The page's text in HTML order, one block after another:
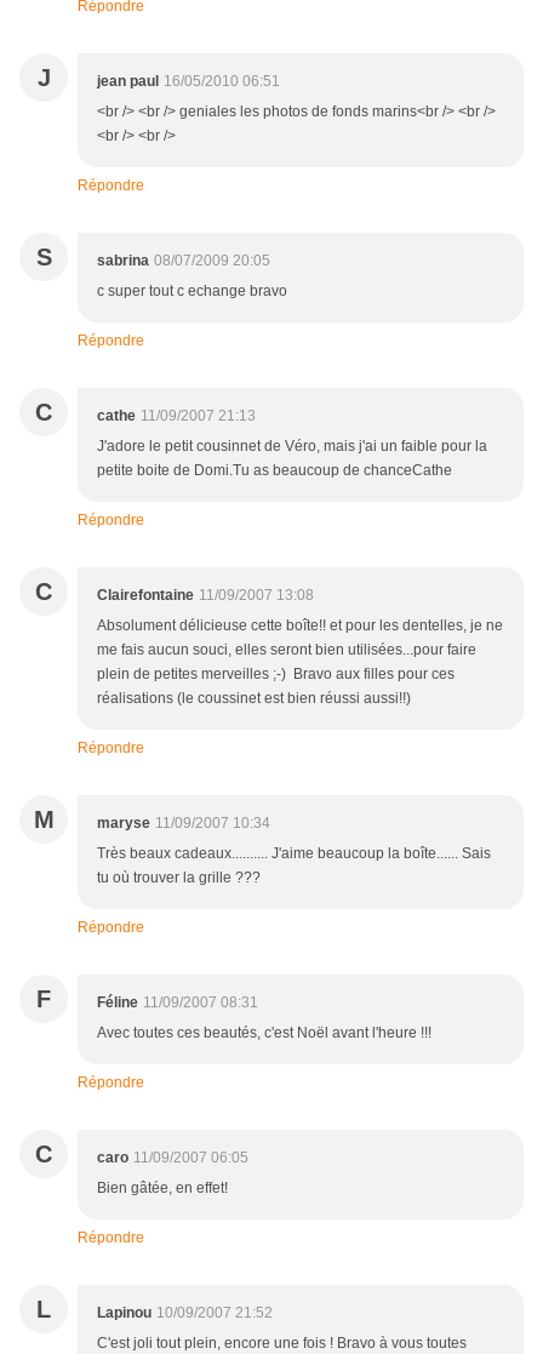
Répondre
J jean paul 16/05/2010 06:51
<br /> <br /> geniales les photos de fonds marins<br /> <br />
<br /> <br />
Répondre
S sabrina 08/07/2009 20:05
c super tout c echange bravo
Répondre
C cathe 11/09/2007 21:13
J'adore le petit cousinnet de Véro, mais j'ai un faible pour la
petite boite de Domi.Tu as beaucoup de chanceCathe
Répondre
C Clairefontaine 11/09/2007 13:08
Absolument délicieuse cette boîte!! et pour les dentelles, je ne
me fais aucun souci, elles seront bien utilisées...pour faire
plein de petites merveilles ;-) Bravo aux filles pour ces
réalisations (le coussinet est bien réussi aussi!!)
Répondre
M maryse 11/09/2007 10:34
Très beaux cadeaux.......... J'aime beaucoup la boîte...... Sais
tu où trouver la grille ???
Répondre
F Féline 11/09/2007 08:31
Avec toutes ces beautés, c'est Noël avant l'heure !!!
Répondre
C caro 11/09/2007 06:05
Bien gâtée, en effet!
Répondre
L Lapinou 10/09/2007 21:52
C'est joli tout plein, encore une fois ! Bravo à vous toutes